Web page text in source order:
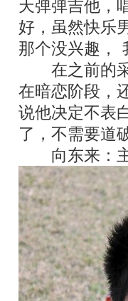
天弹弹吉他，
好，虽然快乐
那个没兴趣，
在之前的采
在暗恋阶段，
说他决定不表
了，不需要道
向东来：主